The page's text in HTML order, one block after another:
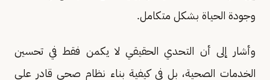
وجودة الحياة بشكل متكامل.
وأشار إلى أن التحدي الحقيقي لا يكمن فقط في تحسين
الخدمات الصحية، بل في كيفية بناء نظام صحي قادر على